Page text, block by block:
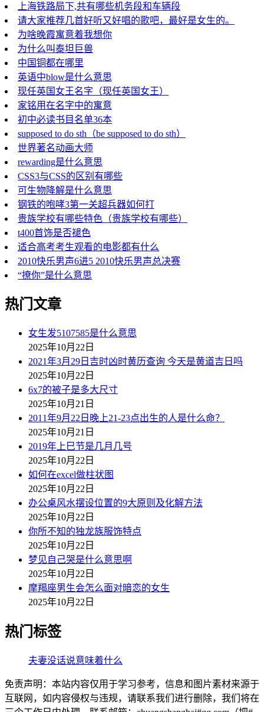
上海铁路局下,共有哪些机务段和车辆段
请大家推荐几首好听又好唱的歌吧，最好是女生的。
为啥晚霞寓意着我想你
为什么叫泰坦巨兽
中国铜都在哪里
英语中blow是什么意思
现任英国女王名字（现任英国女王）
家铭用在名字中的寓意
初中必读书目名单36本
supposed to do sth（be supposed to do sth）
世界著名动画大师
rewarding是什么意思
CSS3与CSS的区别有哪些
可生物降解是什么意思
钢铁的咆哮3第一关超兵器如何打
贵族学校有哪些特色（贵族学校有哪些）
t400首饰是否褪色
适合高考考生观看的电影都有什么
2010快乐男声6进5 2010快乐男声总决赛
“撩你”是什么意思
热门文章
女生发5107585是什么意思
2025年10月22日
2021年3月29日吉时凶时黄历查询 今天是黄道吉日吗
2025年10月22日
6x7的被子是多大尺寸
2025年10月21日
2011年9月22日晚上21-23点出生的人是什么命？
2025年10月21日
2019年上巳节是几月几号
2025年10月22日
如何在excel做柱状图
2025年10月22日
办公桌风水摆设位置的9大原则及化解方法
2025年10月22日
你所不知的独龙族服饰特点
2025年10月22日
梦见自己哭是什么意思啊
2025年10月22日
摩羯座男生会怎么面对暗恋的女生
2025年10月22日
热门标签
夫妻没话说意味着什么
免责声明：本站内容仅用于学习参考，信息和图片素材来源于
互联网，如内容侵权与违规，请联系我们进行删除，我们将在